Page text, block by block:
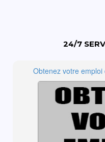
24/7
Obtenez votre